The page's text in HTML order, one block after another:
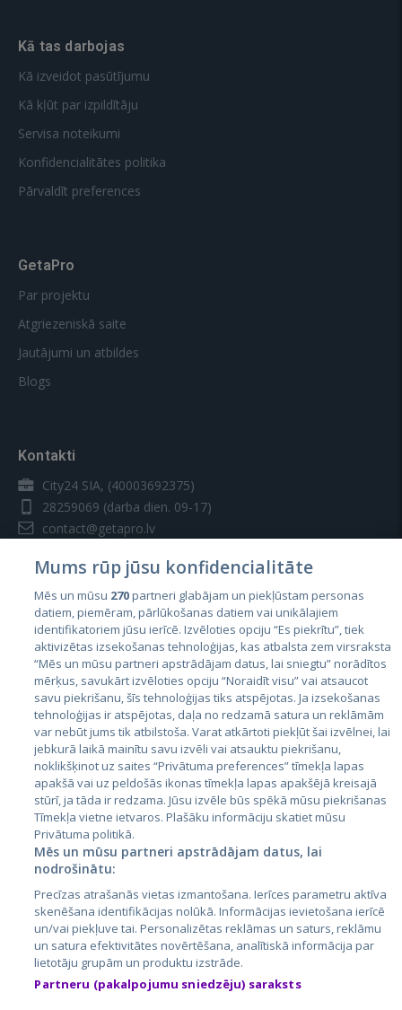
Kā tas darbojas
Kā izveidot pasūtījumu
Kā kļūt par izpildītāju
Servisa noteikumi
Konfidencialitātes politika
Pārvaldīt preferences
GetaPro
Par projektu
Atgriezeniskā saite
Jautājumi un atbildes
Blogs
Kontakti
City24 SIA, (40003692375)
28259069 (darba dien. 09-17)
contact@getapro.lv
Valstis
Igaunija
Latvija
Lietuva
City24.lv
City24.ee
GetaPro.lv
GetaPro.ee
Skelbiu.lt
Autoplius.lt
CVbankas.lt
Kainos.lt
Paslaugos.lt
auto24.ee
Osta.ee
Mums rūp jūsu konfidencialitāte
Mēs un mūsu 270partneri glabājam un piekļūstam personas
datiem, piemēram, pārlūkošanas datiem vai unikālajiem
identifikatoriem jūsu ierīcē. Izvēloties opciju “Es piekrītu”, tiek
aktivizētas izsekošanas tehnoloģijas, kas atbalsta zem virsraksta
“Mēs un mūsu partneri apstrādājam datus, lai sniegtu” norādītos
mērķus, savukārt izvēloties opciju “Noraidīt visu” vai atsaucot
savu piekrišanu, šīs tehnoloģijas tiks atspējotas. Ja izsekošanas
tehnoloģijas ir atspējotas, daļa no redzamā satura un reklāmām
var nebūt jums tik atbilstoša. Varat atkārtoti piekļūt šai izvēlnei, lai
jebkurā laikā mainītu savu izvēli vai atsauktu piekrišanu,
noklikšķinot uz saites “Privātuma preferences” tīmekļa lapas
apakšā vai uz peldošās ikonas tīmekļa lapas apakšējā kreisajā
stūrī, ja tāda ir redzama. Jūsu izvēle būs spēkā mūsu piekrišanas
Tīmekļa vietne ietvaros. Plašāku informāciju skatiet mūsu
Privātuma politikā.
Mēs un mūsu partneri apstrādājam datus, lai
nodrošinātu:
Precīzas atrašanās vietas izmantošana. Ierīces parametru aktīva
skenēšana identifikācijas nolūkā. Informācijas ievietošana ierīcē
un/vai piekļuve tai. Personalizētas reklāmas un saturs, reklāmu
un satura efektivitātes novērtēšana, analītiskā informācija par
lietotāju grupām un produktu izstrāde.
Partneru (pakalpojumu sniedzēju) saraksts